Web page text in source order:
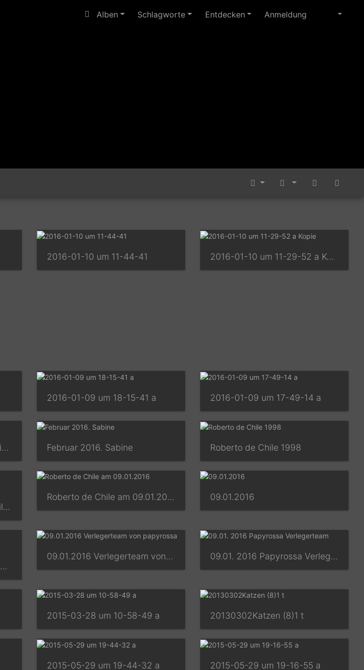
Alben Schlagworte Entdecken Anmeldung
2016-01-10 um 11-44-41 2016-01-10 um 11-29-52 a Kopie
2016-01-09 um 18-15-41 a 2016-01-09 um 17-49-14 a
09.01.2016 Verleger Wiljo Heinen Februar 2016. Sabine Roberto de Chile 1998
Februar 2016 Roberto de Chile,, Chefotograf
Roberto de Chile am 09.01.2016 09.01.2016
2016 bei der RL Konferenz – Ausstellungsorganisator
09.01.2016 Verlegerteam von papyrossa 09.01. 2016 Papyrossa Verlegerteam
2015-03-28 um 10-58-49 a 20130302Katzen (8)1 t
2015-05-29 um 19-44-32 a 2015-05-29 um 19-16-55 a